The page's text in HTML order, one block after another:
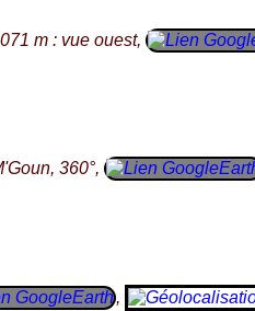
m : vue ouest,
360°,
,